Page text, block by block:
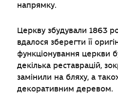
напрямку.
Церкву збудували 1863
вдалося зберегти її
функціонування церкви
декілька реставрацій,
замінили на бляху, а
декоративним деревом.